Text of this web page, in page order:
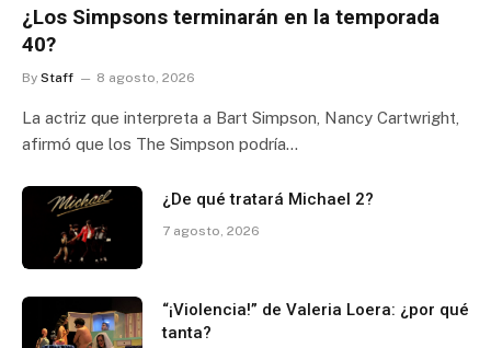
¿Los Simpsons terminarán en la temporada
40?
By Staff 8 agosto, 2026
La actriz que interpreta a Bart Simpson, Nancy Cartwright,
afirmó que los The Simpson podría…
¿De qué tratará Michael 2?
7 agosto, 2026
“¡Violencia!” de Valeria Loera: ¿por qué
tanta?